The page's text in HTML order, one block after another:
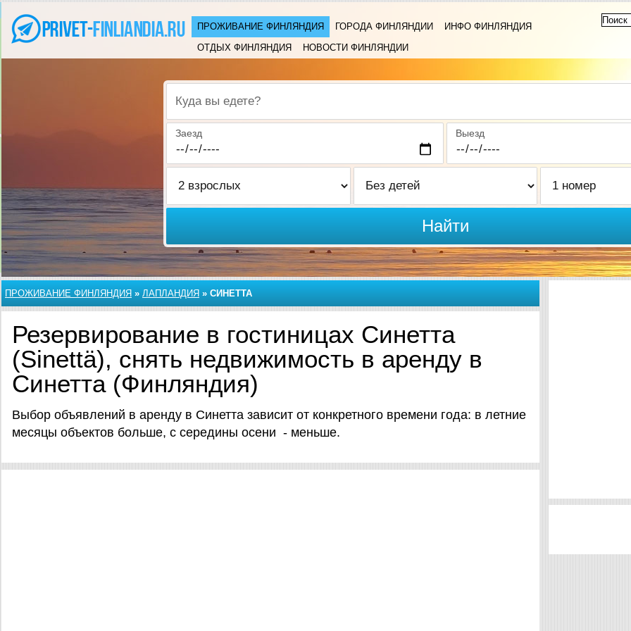
ПРОЖИВАНИЕ ФИНЛЯНДИЯ ГОРОДА ФИНЛЯНДИИ
ИНФО ФИНЛЯНДИЯ
ОТДЫХ ФИНЛЯНДИЯ
НОВОСТИ ФИНЛЯНДИИ
Куда вы едете?
Заезд Выезд
Найти
ПРОЖИВАНИЕ ФИНЛЯНДИЯ » ЛАПЛАНДИЯ » СИНЕТТА
Резервирование в гостиницах Синетта
(Sinettä), снять недвижимость в аренду в
Синетта (Финляндия)
Выбор объявлений в аренду в Синетта зависит от конкретного времени года: в летние
месяцы объектов больше, с середины осени - меньше.